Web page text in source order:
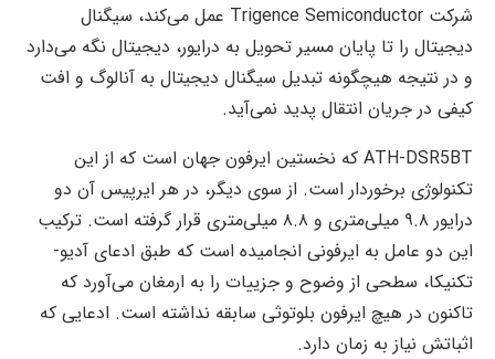
شرکت Trigence Semiconductor عمل می‌کند، سیگنال
دیجیتال را تا پایان مسیر تحویل به درایور، دیجیتال نگه می‌دارد
و در نتیجه هیچگونه تبدیل سیگنال دیجیتال به آنالوگ و افت
کیفی در جریان انتقال پدید نمی‌آید.
ATH-DSR5BT که نخستین ایرفون جهان است که از این
تکنولوژی برخوردار است. از سوی دیگر، در هر ایرپیس آن دو
درایور ۹.۸ میلی‌متری و ۸.۸ میلی‌متری
قرار گرفته است. ترکیب
این دو عامل به ایرفونی انجامیده است که طبق ادعای آدیو-
تکنیکا، سطحی از وضوح و جزییات را به ارمغان می‌آورد که
تاکنون در هیچ ایرفون بلوتوثی سابقه نداشته است. ادعایی که
اثباتش نیاز به زمان دارد.